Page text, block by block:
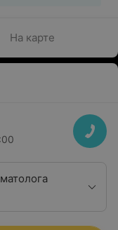
На карте